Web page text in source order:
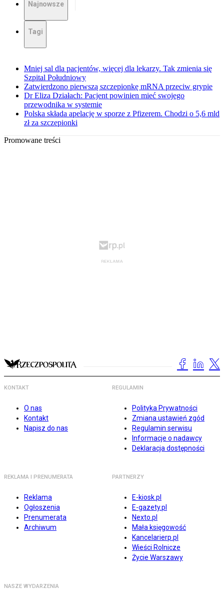
Najnowsze
Tagi
Mniej sal dla pacjentów, więcej dla lekarzy. Tak zmienia się
Szpital Południowy
Zatwierdzono pierwszą szczepionkę mRNA przeciw grypie
Dr Eliza Działach: Pacjent powinien mieć swojego
przewodnika w systemie
Polska składa apelację w sporze z Pfizerem. Chodzi o 5,6 mld
zł za szczepionki
Promowane treści
KONTAKT
O nas
Kontakt
Napisz do nas
REGULAMIN
Polityka Prywatności
Zmiana ustawień zgód
Regulamin serwisu
Informacje o nadawcy
Deklaracja dostępności
REKLAMA I PRENUMERATA
Reklama
Ogłoszenia
Prenumerata
Archiwum
PARTNERZY
E-kiosk.pl
E-gazety.pl
Nexto.pl
Mała księgowość
Kancelarierp.pl
Wieści Rolnicze
Życie Warszawy
NASZE WYDARZENIA